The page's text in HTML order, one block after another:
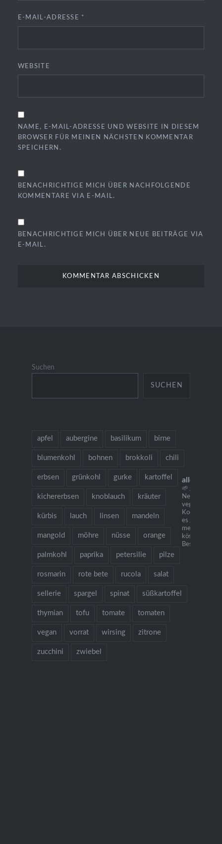
E-MAIL-ADRESSE *
WEBSITE
NAME, E-MAIL-ADRESSE UND WEBSITE IN DIESEM
BROWSER FÜR MEINEN NÄCHSTEN KOMMENTAR
SPEICHERN.
BENACHRICHTIGE MICH ÜBER NACHFOLGENDE
KOMMENTARE VIA E-MAIL.
BENACHRICHTIGE MICH ÜBER NEUE BEITRÄGE VIA
E-MAIL.
Suchen
SUCHEN
apfel aubergine basilikum birne
blumenkohl bohnen brokkoli chili
erbsen grünkohl gurke kartoffel
kichererbsen knoblauch kräuter
kürbis lauch linsen mandeln
mangold möhre nüsse orange
palmkohl paprika petersilie pilze
rosmarin rote bete rucola salat
sellerie spargel spinat süßkartoffel
thymian tofu tomate tomaten
vegan vorrat wirsing zitrone
zucchini zwiebel
🌱 grow cook
Neu: mein
vegetarisches
Kochbuch
es gibt
mehr als 130
köstlichen
Bestellung